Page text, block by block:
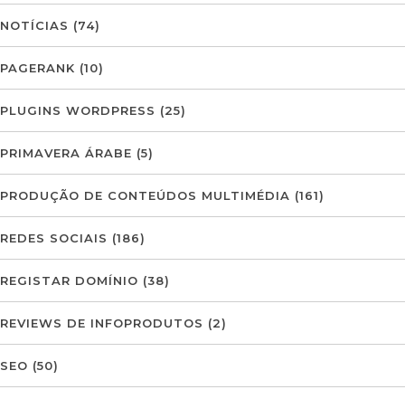
NOTÍCIAS (74)
PAGERANK (10)
PLUGINS WORDPRESS (25)
PRIMAVERA ÁRABE (5)
PRODUÇÃO DE CONTEÚDOS MULTIMÉDIA (161)
REDES SOCIAIS (186)
REGISTAR DOMÍNIO (38)
REVIEWS DE INFOPRODUTOS (2)
SEO (50)